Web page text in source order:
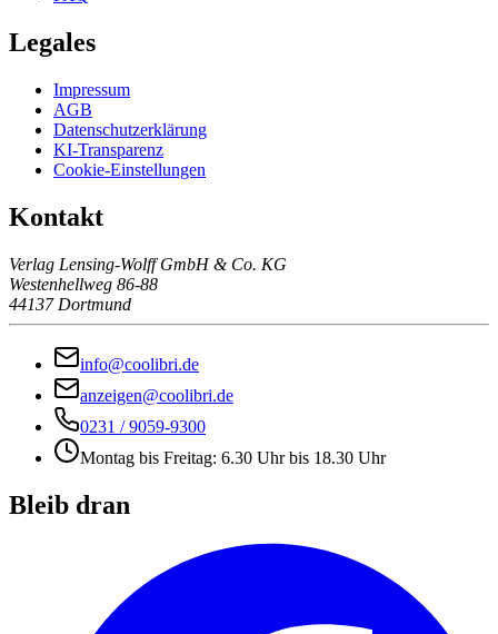
Legales
Impressum
AGB
Datenschutzerklärung
KI-Transparenz
Cookie-Einstellungen
Kontakt
Verlag Lensing-Wolff GmbH & Co. KG
Westenhellweg 86-88
44137 Dortmund
info@coolibri.de
anzeigen@coolibri.de
0231 / 9059-9300
Montag bis Freitag: 6.30 Uhr bis 18.30 Uhr
Bleib dran